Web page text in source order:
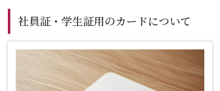
社員証・学生証用のカードについて